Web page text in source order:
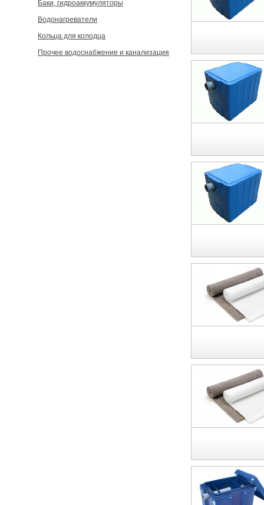
Баки, гидроаккумуляторы
Водонагреватели
Кольца для колодца
Прочее водоснабжение и канализация